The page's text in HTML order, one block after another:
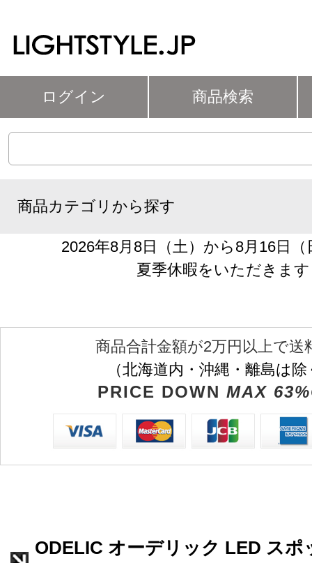
ログイン 商品検索
商品カテゴリから探す
2026年8月8日（土）から8月16日
夏季休暇をいただきます
商品合計金額が2万円以上で送
（北海道内・沖縄・離島は
PRICE DOWN MAX
ODELIC オーデリック LED スポ